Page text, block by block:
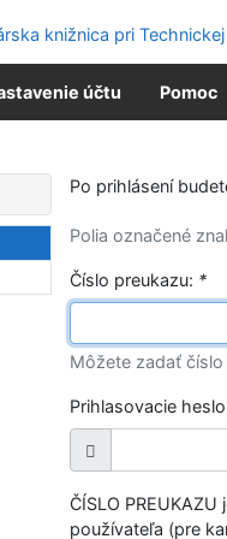
účtu Pomoc
Po prihlásení
Polia označené
Číslo preukazu: *
Môžete zadať
Prihlasovacie
ČÍSLO
používateľa (pre